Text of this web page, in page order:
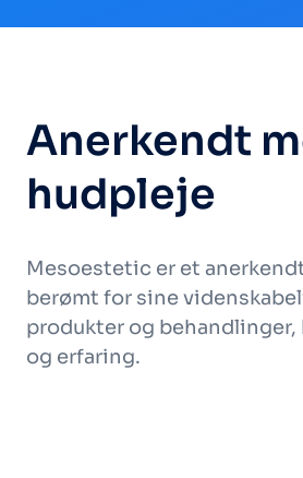
Anerkendt
hudpleje
Mesoestetic er et
berømt for sine
produkter og behandlinger,
og erfaring.